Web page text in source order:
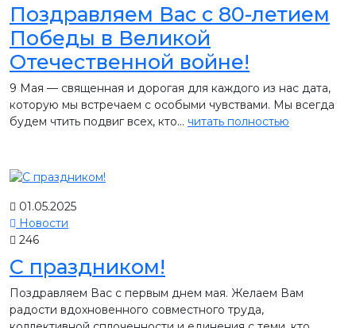
Поздравляем Вас с 80-летием
Победы в Великой
Отечественной войне!
9 Мая — священная и дорогая для каждого из нас дата,
которую мы встречаем с особыми чувствами. Мы всегда
будем чтить подвиг всех, кто... читать полностью
01.05.2025
Новости
246
С праздником!
Поздравляем Вас с первым днем мая. Желаем Вам
радости вдохновенного совместного труда,